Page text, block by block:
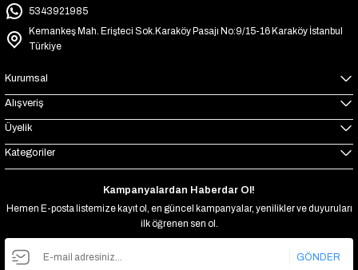
5343921985
Kemankeş Mah. Erişteci Sok.Karaköy Pasajı No:9/15-16 Karaköy İstanbul
Türkiye
Kurumsal
Alışveriş
Üyelik
Kategoriler
Kampanyalardan Haberdar Ol!
Hemen E-posta listemize kayıt ol, en güncel kampanyalar, yenilikler ve duyuruları
ilk öğrenen sen ol.
GÖNDER